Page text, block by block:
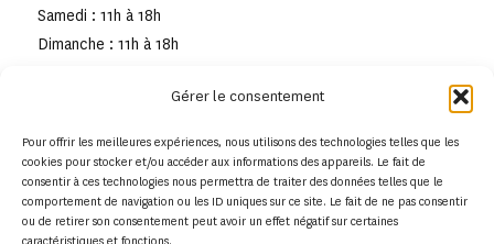
Gérer le consentement
Pour offrir les meilleures expériences, nous utilisons des technologies telles que les
cookies pour stocker et/ou accéder aux informations des appareils. Le fait de
consentir à ces technologies nous permettra de traiter des données telles que le
comportement de navigation ou les ID uniques sur ce site. Le fait de ne pas consentir
ou de retirer son consentement peut avoir un effet négatif sur certaines
Samedi : 11h à 18h
Dimanche : 11h à 18h